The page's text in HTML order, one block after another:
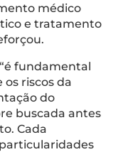
médico
e tratamento
fundamental
riscos da
do
buscada antes
Cada